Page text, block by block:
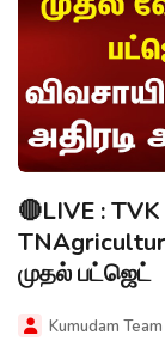
🔴LIVE :
முதல் பட்ஜெட்
Kumudam Team